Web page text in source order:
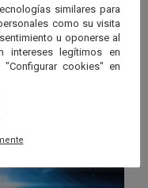
por su gran densidad,
los expertos, puede
similares para
como su visita
u oponerse al
intereses legítimos en
cookies" en